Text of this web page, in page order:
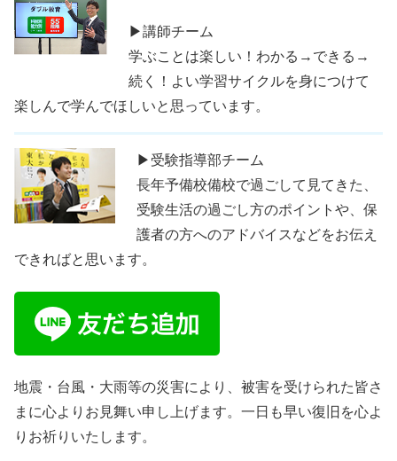
▶講師チーム
学ぶことは楽しい！わかる→できる→
続く！よい学習サイクルを身につけて
楽しんで学んでほしいと思っています。
▶受験指導部チーム
長年予備校備校で過ごして見てきた、
受験生活の過ごし方のポイントや、保
護者の方へのアドバイスなどをお伝え
できればと思います。
地震・台風・大雨等の災害により、被害を受けられた皆さ
まに心よりお見舞い申し上げます。一日も早い復旧を心よ
りお祈りいたします。